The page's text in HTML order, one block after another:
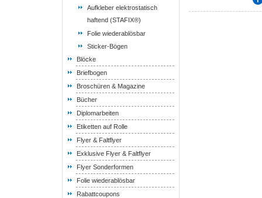
Aufkleber elektrostatisch
haftend (STAFIX®)
Folie wiederablösbar
Sticker-Bögen
Blöcke
Briefbogen
Broschüren & Magazine
Bücher
Diplomarbeiten
Etiketten auf Rolle
Flyer & Faltflyer
Exklusive Flyer & Faltflyer
Flyer Sonderformen
Folie wiederablösbar
Rabattcoupons